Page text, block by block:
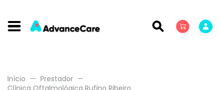
Início
Prestador